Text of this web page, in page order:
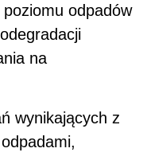
odpadów
na
wynikających z